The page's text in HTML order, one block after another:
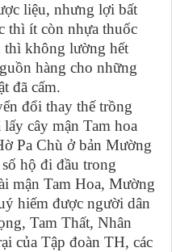
liệu, nhưng lợi bất
thì ít còn nhựa thuốc
thì không lường hết
hàng cho những
đã cấm.
đổi thay thế trồng
cây mận Tam hoa
Pa Chù ở bản Mường
hộ đi đầu trong
mận Tam Hoa, Mường
hiếm được người dân
Tam Thất, Nhân
của Tập đoàn TH, các